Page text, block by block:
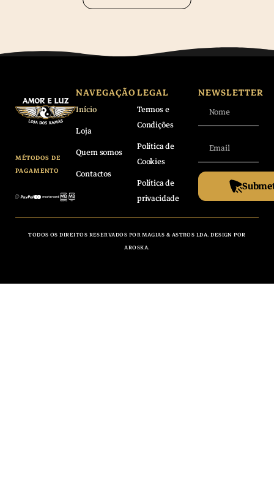
MÉTODOS DE
PAGAMENTO
NAVEGAÇÃO
Início
Loja
Quem somos
Contactos
LEGAL
Termos e
Condições
Política de
Cookies
Política de
privacidade
NEWSLETTER
TODOS OS DIREITOS RESERVADOS POR MAGIAS & ASTROS LDA. DESIGN POR
AROSKA.